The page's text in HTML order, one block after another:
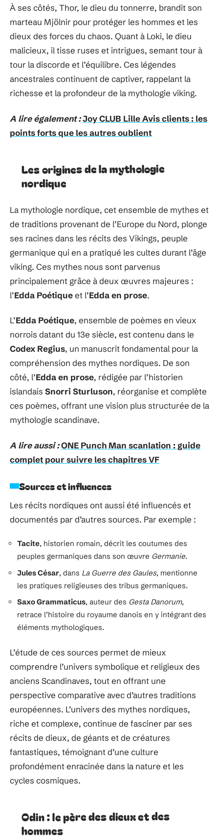
À ses côtés, Thor, le dieu du tonnerre, brandit son
marteau Mjölnir pour protéger les hommes et les
dieux des forces du chaos. Quant à Loki, le dieu
malicieux, il tisse ruses et intrigues, semant tour à
tour la discorde et l’équilibre. Ces légendes
ancestrales continuent de captiver, rappelant la
richesse et la profondeur de la mythologie viking.
A lire également :Joy CLUB Lille Avis clients : les
points forts que les autres oublient
Les origines de la mythologie
nordique
La mythologie nordique, cet ensemble de mythes et
de traditions provenant de l’Europe du Nord, plonge
ses racines dans les récits des Vikings, peuple
germanique qui en a pratiqué les cultes durant l’âge
viking. Ces mythes nous sont parvenus
principalement grâce à deux œuvres majeures :
l’Edda Poétiqueet l’Edda en prose.
L’Edda Poétique, ensemble de poèmes en vieux
norrois datant du 13e siècle, est contenu dans le
Codex Regius, un manuscrit fondamental pour la
compréhension des mythes nordiques. De son
côté, l’Edda en prose, rédigée par l’historien
islandais Snorri Sturluson, réorganise et complète
ces poèmes, offrant une vision plus structurée de la
mythologie scandinave.
A lire aussi :ONE Punch Man scanlation : guide
complet pour suivre les chapitres VF
Sources et influences
Les récits nordiques ont aussi été influencés et
documentés par d’autres sources. Par exemple :
Tacite, historien romain, décrit les coutumes des
peuples germaniques dans son œuvre Germanie.
Jules César, dans La Guerre des Gaules, mentionne
les pratiques religieuses des tribus germaniques.
Saxo Grammaticus, auteur des Gesta Danorum,
retrace l’histoire du royaume danois en y intégrant des
éléments mythologiques.
L’étude de ces sources permet de mieux
comprendre l’univers symbolique et religieux des
anciens Scandinaves, tout en offrant une
perspective comparative avec d’autres traditions
européennes. L’univers des mythes nordiques,
riche et complexe, continue de fasciner par ses
récits de dieux, de géants et de créatures
fantastiques, témoignant d’une culture
profondément enracinée dans la nature et les
cycles cosmiques.
Odin : le père des dieux et des
hommes